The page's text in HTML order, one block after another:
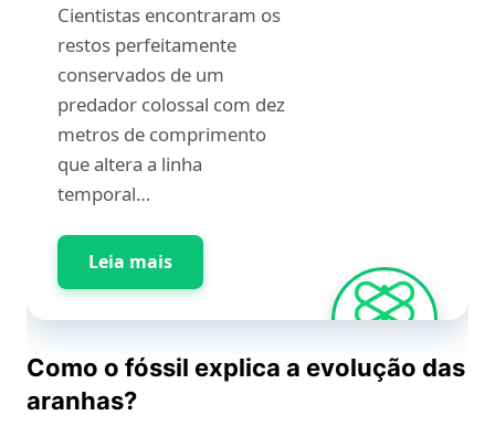
Cientistas encontraram os
restos perfeitamente
conservados de um
predador colossal com dez
metros de comprimento
que altera a linha
temporal…
Leia mais
Como o fóssil explica a evolução das
aranhas?